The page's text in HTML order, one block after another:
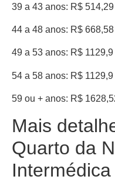
39 a 43 anos: R$ 514,29
44 a 48 anos: R$ 668,58
49 a 53 anos: R$ 1129,9
54 a 58 anos: R$ 1129,9
59 ou + anos: R$
Mais
Quarto da
Intermédica